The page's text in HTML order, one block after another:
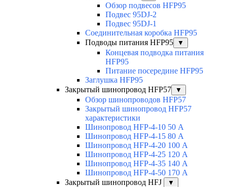
Обзор подвесов HFP95
Подвес 95DJ-2
Подвес 95DJ-1
Соединительная коробка HFP95
Подводы питания HFP95
▼
Концевая подводка питания
HFP95
Питание посередине HFP95
Заглушка HFP95
Закрытый шинопровод HFP57
▼
Обзор шинопроводов HFP57
Закрытый шинопровод HFP57
характеристики
Шинопровод HFP-4-10 50 А
Шинопровод HFP-4-15 80 А
Шинопровод HFP-4-20 100 А
Шинопровод HFP-4-25 120 А
Шинопровод HFP-4-35 140 А
Шинопровод HFP-4-50 170 А
Закрытый шинопровод HFJ
▼